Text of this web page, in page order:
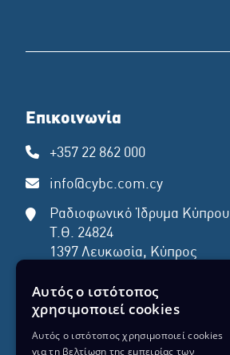
Επικοινωνία
+357 22 862 000
info@cybc.com.cy
Ραδιοφωνικό Ίδρυμα Κύπρου
Τ.Θ. 24824
1397 Λευκωσία, Κύπρος
Αυτός ο ιστότοπος
χρησιμοποιεί cookies
Αυτός ο ιστότοπος χρησιμοποιεί cookies
για τη βελτίωση της εμπειρίας των